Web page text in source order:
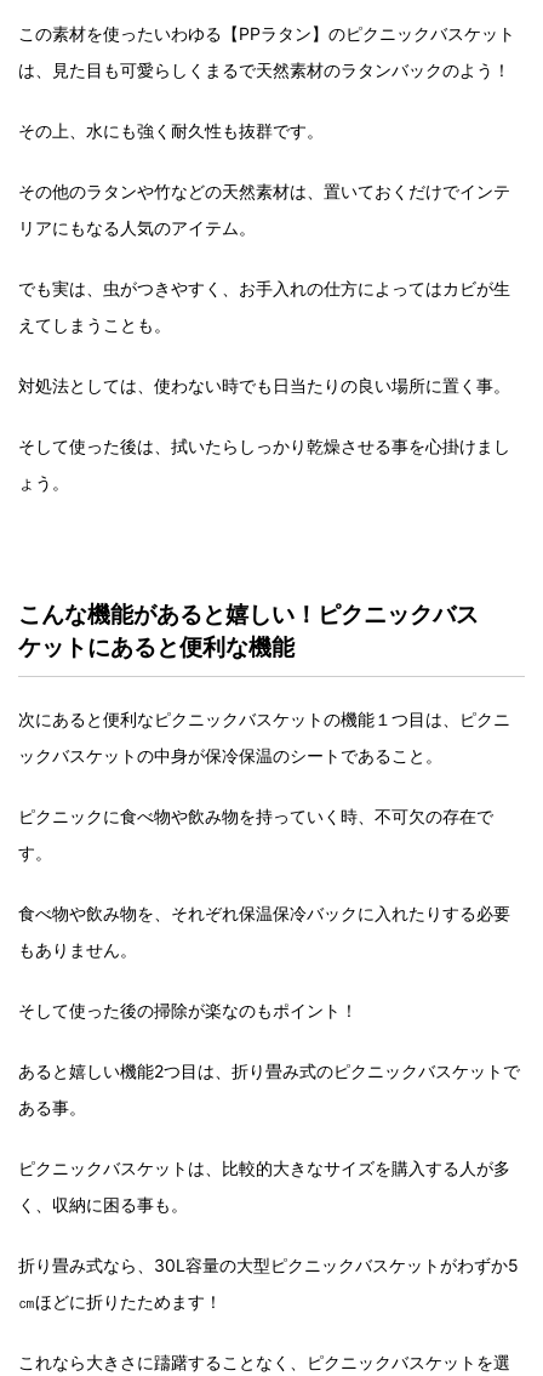
この素材を使ったいわゆる【PPラタン】のピクニックバスケット
は、見た目も可愛らしくまるで天然素材のラタンバックのよう！
その上、水にも強く耐久性も抜群です。
その他のラタンや竹などの天然素材は、置いておくだけでインテ
リアにもなる人気のアイテム。
でも実は、虫がつきやすく、お手入れの仕方によってはカビが生
えてしまうことも。
対処法としては、使わない時でも日当たりの良い場所に置く事。
そして使った後は、拭いたらしっかり乾燥させる事を心掛けまし
ょう。
こんな機能があると嬉しい！ピクニックバス
ケットにあると便利な機能
次にあると便利なピクニックバスケットの機能１つ目は、ピクニ
ックバスケットの中身が保冷保温のシートであること。
ピクニックに食べ物や飲み物を持っていく時、不可欠の存在で
す。
食べ物や飲み物を、それぞれ保温保冷バックに入れたりする必要
もありません。
そして使った後の掃除が楽なのもポイント！
あると嬉しい機能2つ目は、折り畳み式のピクニックバスケットで
ある事。
ピクニックバスケットは、比較的大きなサイズを購入する人が多
く、収納に困る事も。
折り畳み式なら、30L容量の大型ピクニックバスケットがわずか5
㎝ほどに折りたためます！
これなら大きさに躊躇することなく、ピクニックバスケットを選